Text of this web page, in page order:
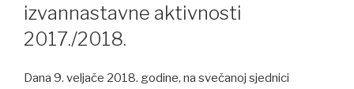
izvannastavne aktivnosti
2017./2018.
Dana 9. veljače 2018. godine, na svečanoj sjednici